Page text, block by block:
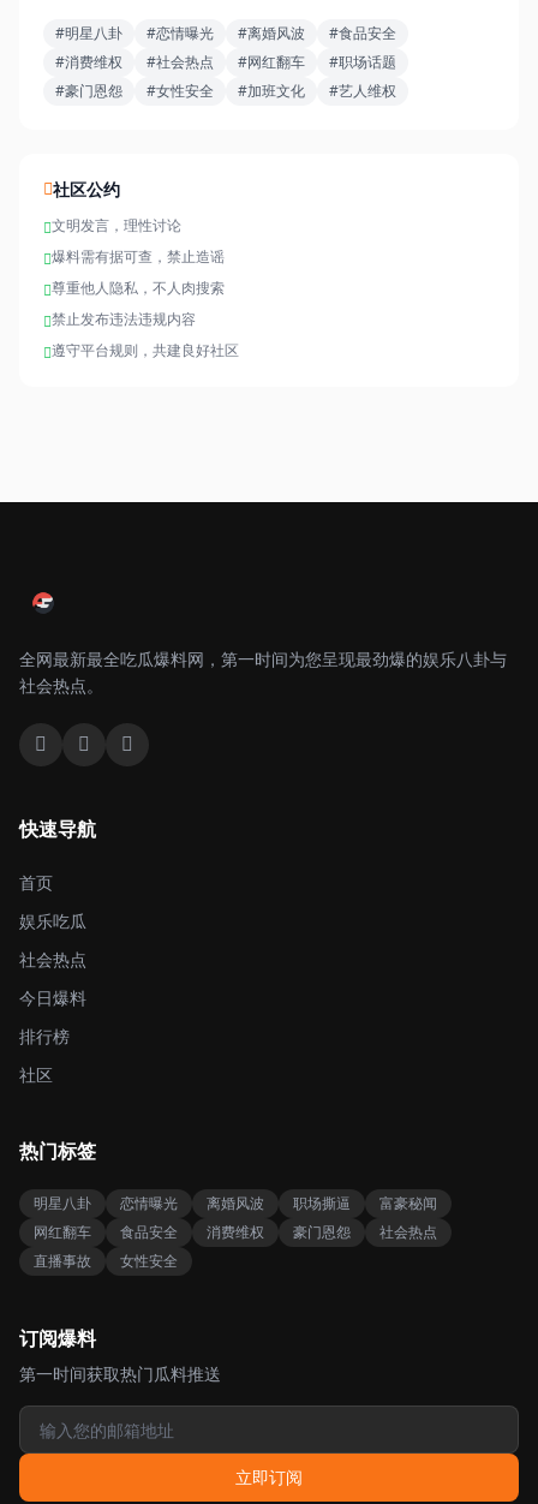
#明星八卦 #恋情曝光 #离婚风波
#食品安全
#消费维权
#社会热点 #网红翻车
#职场话题
#豪门恩怨
#女性安全 #加班文化 #艺人维权
社区公约
文明发言，理性讨论
爆料需有据可查，禁止造谣
尊重他人隐私，不人肉搜索
禁止发布违法违规内容
遵守平台规则，共建良好社区
全网最新最全吃瓜爆料网，第一时间为您呈现最劲爆的娱乐八卦与
社会热点。
快速导航
首页
娱乐吃瓜
社会热点
今日爆料
排行榜
社区
热门标签
明星八卦 恋情曝光 离婚风波 职场撕逼
富豪秘闻
网红翻车
食品安全 消费维权 豪门恩怨
社会热点
直播事故
女性安全
订阅爆料
第一时间获取热门瓜料推送
立即订阅